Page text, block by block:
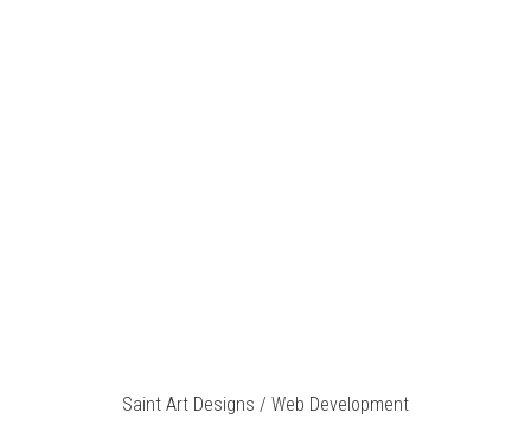
Saint Art Designs / Web Development